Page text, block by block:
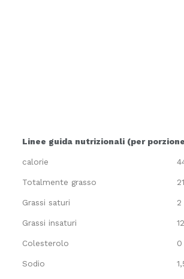
Linee guida nutrizionali (per
calorie
Totalmente grasso
Grassi saturi 2
Grassi insaturi
Colesterolo 0
Sodio